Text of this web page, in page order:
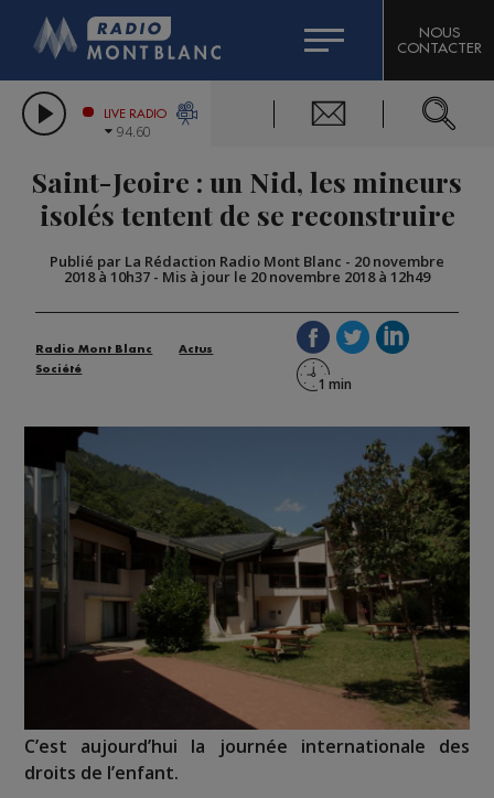
LES CHRONIQUES DE L'EXPERT
CITIZEN MACHINERY
GRAND MASSIF DOMAINES SKIABLES
BIGARD
COMPAGNIE DU MONT-BLANC
NOUS
CONTACTER
LIVE RADIO
94.60
Saint-Jeoire : un Nid, les mineurs
isolés tentent de se reconstruire
Publié par La Rédaction Radio Mont Blanc - 20 novembre
2018 à 10h37 - Mis à jour le 20 novembre 2018 à 12h49
Radio Mont Blanc
Actus
Société
C’est aujourd’hui la journée internationale des
droits de l’enfant.